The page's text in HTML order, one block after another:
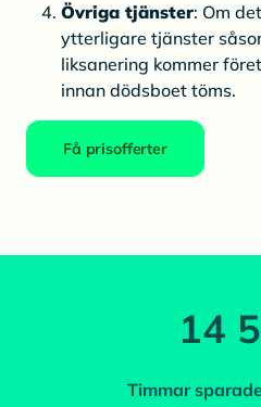
Övriga tjänster: Om
ytterligare tjänster
liksanering kommer
innan dödsboet töms.
Få prisofferter
14
Timmar